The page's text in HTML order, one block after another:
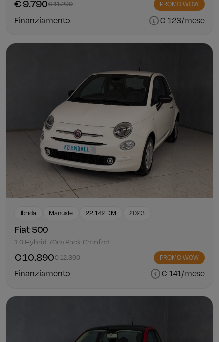
€ 9.790€ 11.290 PROMO WOW
Finanziamento € 123/mese
Ibrida Manuale 22.142 KM 2023
Fiat 500
1.0 Hybrid 70cv Pack Comfort
€ 10.890€ 12.390 PROMO WOW
Finanziamento € 141/mese